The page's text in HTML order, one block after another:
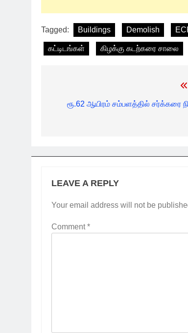
Tagged: Buildings Demolish
கட்டிடங்கள் கிழக்கு கடற்கரை சாலை
navigation
ரூ.62 ஆயிரம் சம்பளத்தில் சர்க்கரை
LEAVE A REPLY
Your email address will not be
Comment*